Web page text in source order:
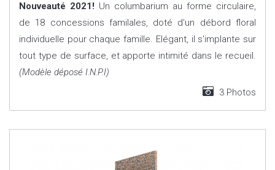
Nouveauté 2021! Un columbarium au forme circulaire,
de 18 concessions familales, doté d'un débord floral
individuelle pour chaque famille. Elégant, il s'implante sur
tout type de surface, et apporte intimité dans le recueil.
(Modèle déposé I.N.P.I)
3 Photos